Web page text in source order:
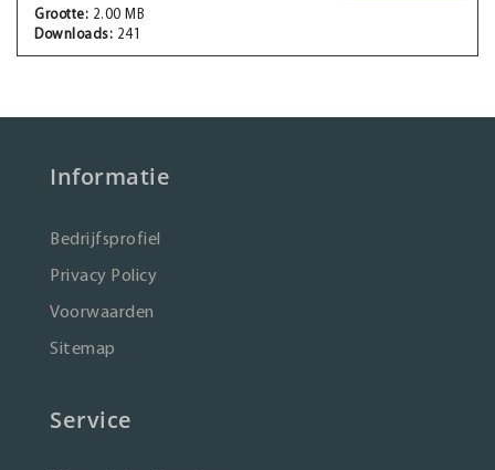
Grootte: 2.00 MB
Downloads: 241
Informatie
Bedrijfsprofiel
Privacy Policy
Voorwaarden
Sitemap
Service